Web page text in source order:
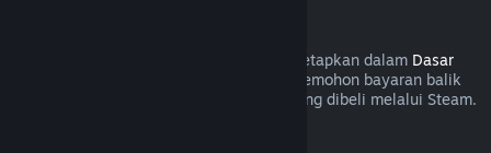
Dalam tempoh masa dan proses yang ditetapkan dalam Dasar
, anda boleh memohon bayaran balik
untuk perkakasan dan aksesori Steam yang dibeli melalui Steam.